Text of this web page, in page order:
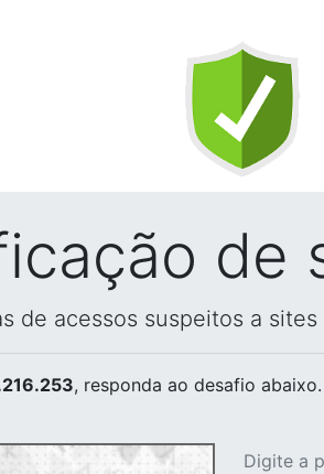
de
de acessos suspeitos a
, responda ao desafio abaixo.
Digite a